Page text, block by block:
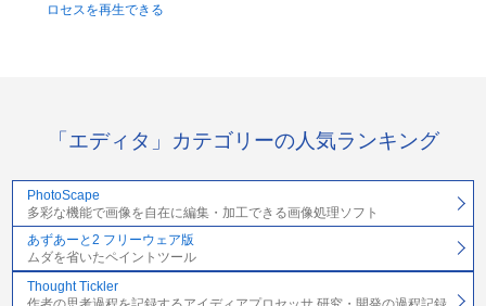
ロセスを再生できる
「エディタ」カテゴリーの人気ランキング
PhotoScape
多彩な機能で画像を自在に編集・加工できる画像処理ソフト
あずあーと2 フリーウェア版
ムダを省いたペイントツール
Thought Tickler